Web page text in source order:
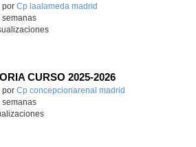
por Cp laalameda madrid
semanas
CURSO 2025-2026
por Cp concepcionarenal madrid
semanas